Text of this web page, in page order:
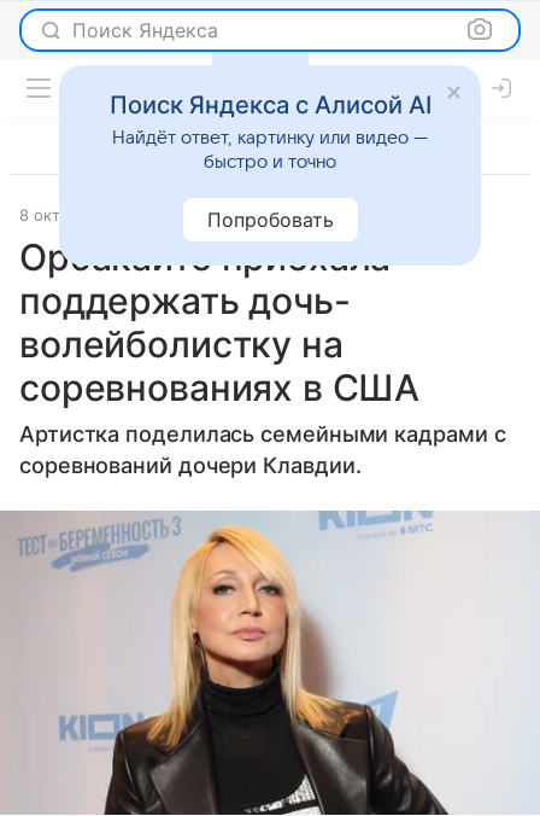
Поиск Яндекса
8 октября 2025 Газета.Ру Светская жизнь
Орбакайте приехала
поддержать дочь-
волейболистку на
соревнованиях в США
Артистка поделилась семейными кадрами с
соревнований дочери Клавдии.
Поиск Яндекса с Алисой AI
Найдёт ответ, картинку или видео —
быстро и точно
Попробовать